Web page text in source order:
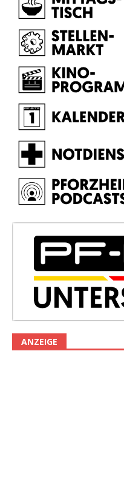
ANZEIGE